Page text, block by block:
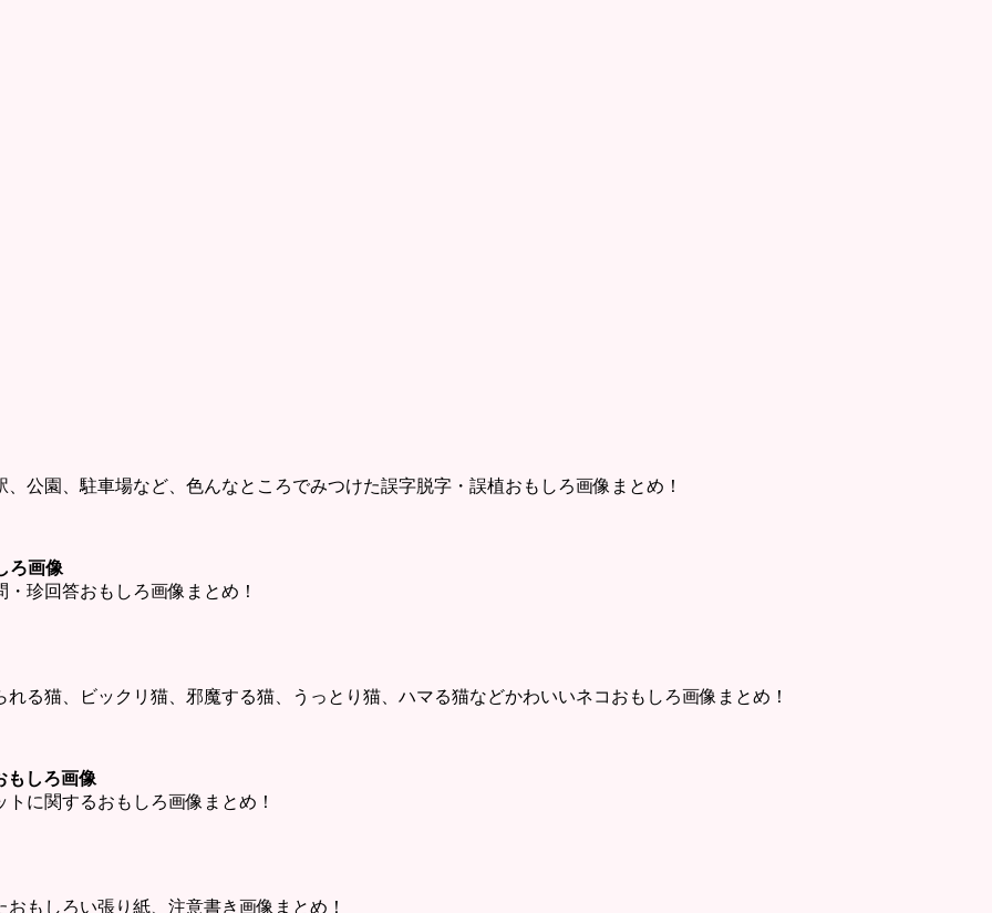
公園、駐車場など、色んなところでみつけた誤字脱字・誤植おもしろ画像まとめ！
ろ画像
珍回答おもしろ画像まとめ！
る猫、ビックリ猫、邪魔する猫、うっとり猫、ハマる猫などかわいいネコおもしろ画像まとめ！
もしろ画像
に関するおもしろ画像まとめ！
もしろい張り紙、注意書き画像まとめ！